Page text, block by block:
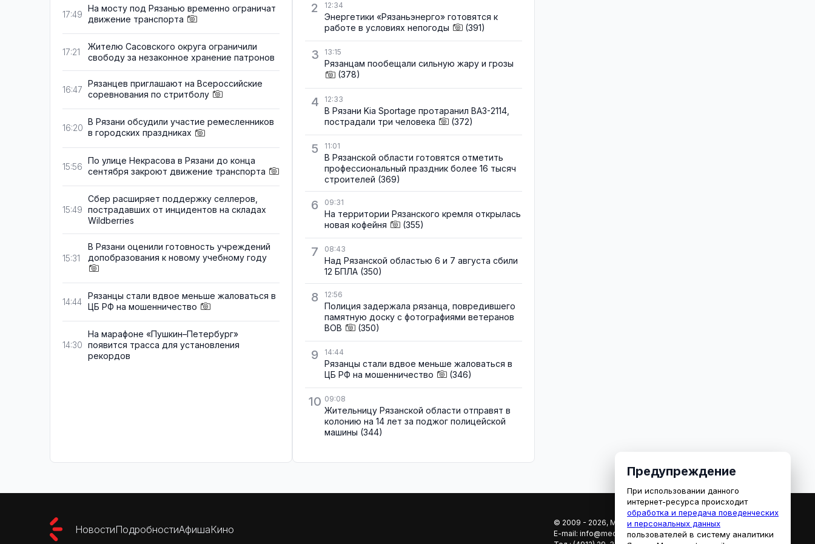
17:49
На мосту под Рязанью временно ограничат
движение транспорта
17:21
Жителю Сасовского округа ограничили
свободу за незаконное хранение патронов
16:47
Рязанцев приглашают на Всероссийские
соревнования по стритболу
16:20
В Рязани обсудили участие ремесленников
в городских праздниках
15:56
По улице Некрасова в Рязани до конца
сентября закроют движение транспорта
15:49
Сбер расширяет поддержку селлеров,
пострадавших от инцидентов на складах
Wildberries
15:31
В Рязани оценили готовность учреждений
допобразования к новому учебному году
14:44
Рязанцы стали вдвое меньше жаловаться в
ЦБ РФ на мошенничество
14:30
На марафоне «Пушкин–Петербург»
появится трасса для установления
рекордов
2 12:34
Энергетики «Рязаньэнерго» готовятся к
работе в условиях непогоды
(391)
3 13:15
Рязанцам пообещали сильную жару и грозы
(378)
4 12:33
В Рязани Kia Sportage протаранил ВАЗ-2114,
пострадали три человека
(372)
5 11:01
В Рязанской области готовятся отметить
профессиональный праздник более 16 тысяч
строителей (369)
6 09:31
На территории Рязанского кремля открылась
новая кофейня
(355)
7 08:43
Над Рязанской областью 6 и 7 августа сбили
12 БПЛА (350)
8 12:56
Полиция задержала рязанца, повредившего
памятную доску с фотографиями ветеранов
ВОВ
(350)
9 14:44
Рязанцы стали вдвое меньше жаловаться в
ЦБ РФ на мошенничество
(346)
10 09:08
Жительницу Рязанской области отправят в
колонию на 14 лет за поджог полицейской
машины (344)
НовостиПодробностиАфишаКино
© 2009 - 2026, МЕДИАРЯЗАНЬ
E-mail: info@mediaryazan.ru,reklama@mediaryazan.ru
Предупреждение
При использовании данного
интернет-ресурса происходит
обработка и передача поведенческих
и персональных данных
пользователей в систему аналитики